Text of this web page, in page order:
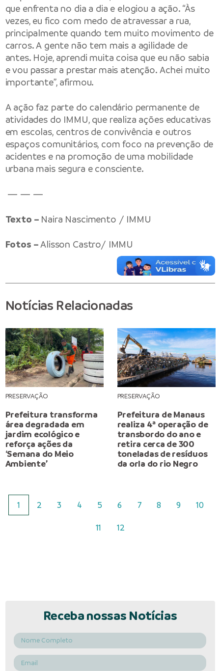
que enfrenta no dia a dia e elogiou a ação. “Às
vezes, eu fico com medo de atravessar a rua,
principalmente quando tem muito movimento de
carros. A gente não tem mais a agilidade de
antes. Hoje, aprendi muita coisa que eu não sabia
e vou passar a prestar mais atenção. Achei muito
importante”, afirmou.
A ação faz parte do calendário permanente de
atividades do IMMU, que realiza ações educativas
em escolas, centros de convivência e outros
espaços comunitários, com foco na prevenção de
acidentes e na promoção de uma mobilidade
urbana mais segura e consciente.
— — —
Texto – Naira Nascimento / IMMU
Fotos –Alisson Castro/ IMMU
Notícias Relacionadas
PRESERVAÇÃO
Prefeitura transforma
área degradada em
jardim ecológico e
reforça ações da
‘Semana do Meio
Ambiente’
PRESERVAÇÃO
Prefeitura de Manaus
realiza 4ª operação de
transbordo do ano e
retira cerca de 300
toneladas de resíduos
da orla do rio Negro
1 2 3 4 5 6 7 8 9 10
11 12
Receba nossas Notícias